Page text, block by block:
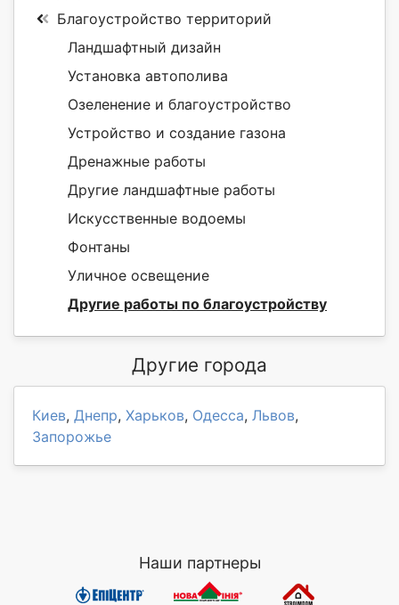
Благоустройство территорий
Ландшафтный дизайн
Установка автополива
Озеленение и благоустройство
Устройство и создание газона
Дренажные работы
Другие ландшафтные работы
Искусственные водоемы
Фонтаны
Уличное освещение
Другие работы по благоустройству
Другие города
Киев, Днепр, Харьков, Одесса, Львов,
Запорожье
Наши партнеры